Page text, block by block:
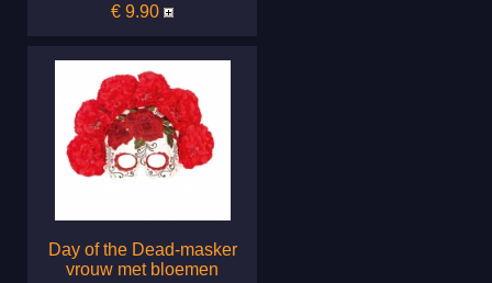
€ 9.90
Day of the Dead-masker
vrouw met bloemen